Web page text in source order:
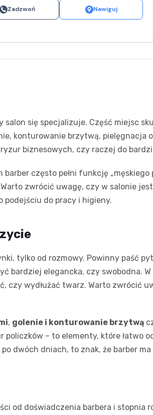
Zadzwoń Nawiguj
się specjalizuje. Część miejsc
konturowanie brzytwą, pielęgnacja
biznesowych, czy raczej do
często pełni funkcję
zwrócić uwagę, czy w salonie
podejściu do pracy i higieny.
tylko od rozmowy. Powinny paść
bardziej elegancka, czy swobodna.
czy wydłużać twarz. Warto zwrócić
, golenie i konturowanie brzytwą
– to elementy, które łatwo
dwóch dniach, to znak, że barber
od doświadczenia barbera i stopnia